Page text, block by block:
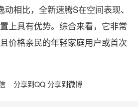
动相比，全新速腾S在空间表现、
上具有优势。综合来看，它非常
价格亲民的年轻家庭用户或首次
分享到QQ 分享到微博